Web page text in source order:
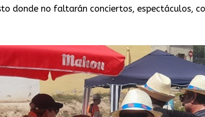
donde no faltarán conciertos, espectáculos,